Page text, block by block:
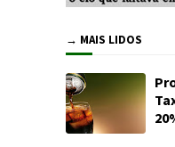
→ MAIS LIDOS